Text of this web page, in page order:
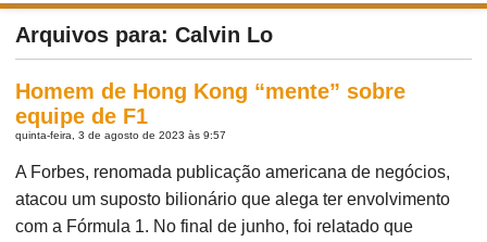
Arquivos para: Calvin Lo
Homem de Hong Kong “mente” sobre
equipe de F1
quinta-feira, 3 de agosto de 2023 às 9:57
A Forbes, renomada publicação americana de negócios,
atacou um suposto bilionário que alega ter envolvimento
com a Fórmula 1. No final de junho, foi relatado que